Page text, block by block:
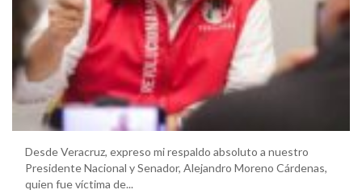
Desde Veracruz, expreso mi respaldo absoluto a nuestro
Presidente Nacional y Senador, Alejandro Moreno Cárdenas,
quien fue víctima de...